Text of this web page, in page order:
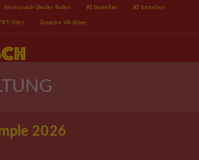
Vinylrausch-Dealer finden #1 bestellen #2 bestellen
T-Shirt Einzelne VR-Alben
2026